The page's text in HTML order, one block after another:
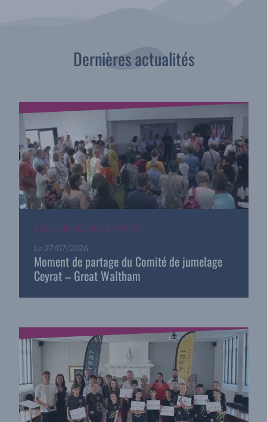
Dernières actualités
CULTURE, LOISIRS & SPORTS
Le 27/07/2026
Moment de partage du Comité de jumelage
Ceyrat – Great Waltham